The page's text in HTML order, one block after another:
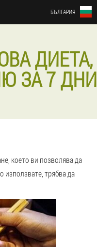
БЪЛГАРИЯ
ДИЕТА,
ЗА 7 ДНИ
което ви позволява да
използвате, трябва да